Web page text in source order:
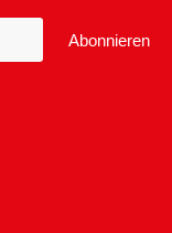
Abonnieren